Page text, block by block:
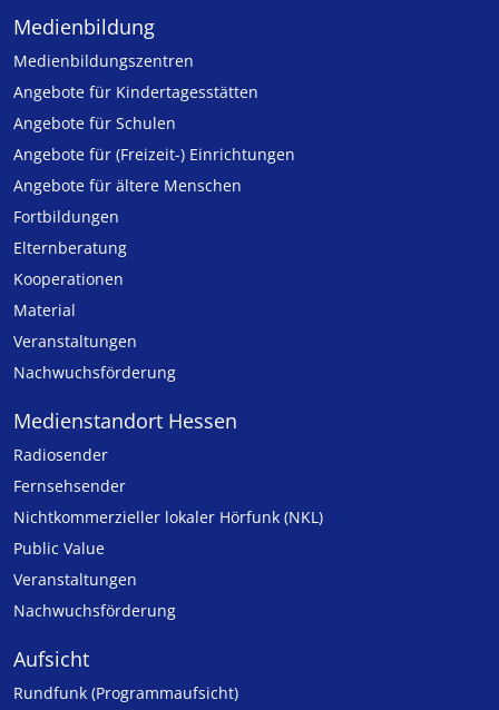
Medienbildung
Medien­bildungs­zentren
Angebote für Kinder­tages­stätten
Angebote für Schulen
Angebote für (Freizeit-) Ein­rich­tungen
Angebote für ältere Menschen
Fortbildungen
Elternberatung
Kooperationen
Material
Veranstaltungen
Nachwuchsförderung
Medienstandort Hessen
Radiosender
Fernsehsender
Nicht­kommer­zieller lo­ka­ler Hör­funk (NKL)
Public Value
Veranstaltungen
Nachwuchsförderung
Aufsicht
Rundfunk (Programmaufsicht)